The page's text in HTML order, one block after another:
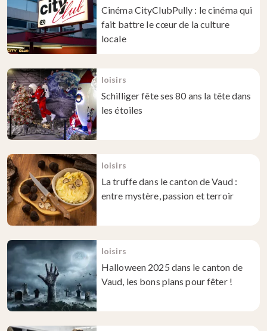
Cinéma CityClubPully : le cinéma qui
fait battre le cœur de la culture
locale
loisirs
Schilliger fête ses 80 ans la tête dans
les étoiles
loisirs
La truffe dans le canton de Vaud :
entre mystère, passion et terroir
loisirs
Halloween 2025 dans le canton de
Vaud, les bons plans pour fêter !